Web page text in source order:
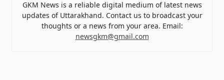
GKM News is a reliable digital medium of latest news
updates of Uttarakhand. Contact us to broadcast your
thoughts or a news from your area. Email:
newsgkm@gmail.com